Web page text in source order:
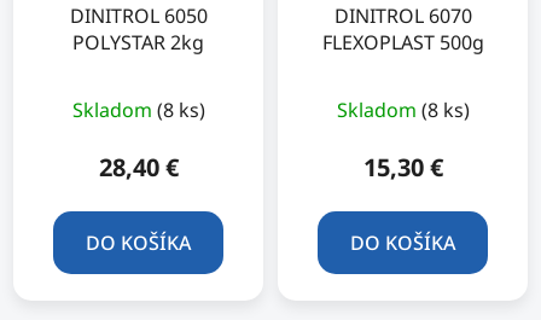
DINITROL 6050
POLYSTAR 2kg
Skladom (8 ks)
28,40 €
DO KOŠÍKA
DINITROL 6070
FLEXOPLAST 500g
Skladom (8 ks)
15,30 €
DO KOŠÍKA